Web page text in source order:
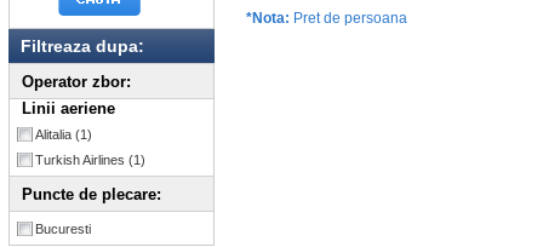
Filtreaza dupa:
Operator zbor:
Linii aeriene
Alitalia (1)
Turkish Airlines (1)
Puncte de plecare:
Bucuresti
*Nota: Pret de persoana